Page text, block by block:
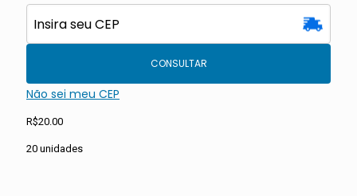
CONSULTAR
Não sei meu CEP
R$20.00
20 unidades